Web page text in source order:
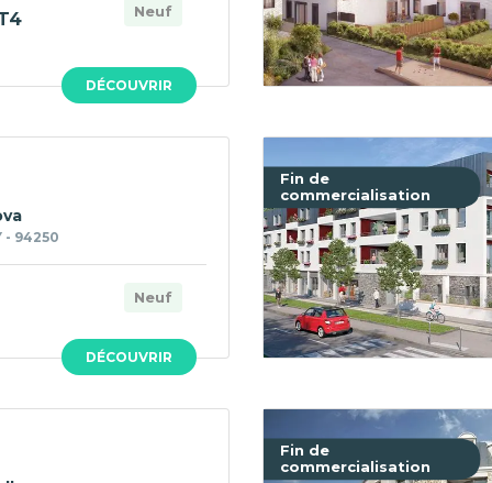
DÉCOUVRIR
Neuf
DÉCOUVRIR
- 94250
Neuf
Fin de
commercialisation
Fin de
commercialisation